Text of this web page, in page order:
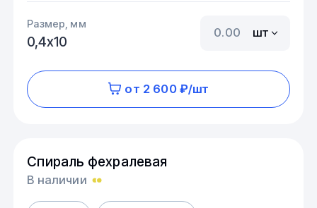
Размер, мм
0,4х10
шт
от 2 600 ₽/шт
Спираль фехралевая
В наличии